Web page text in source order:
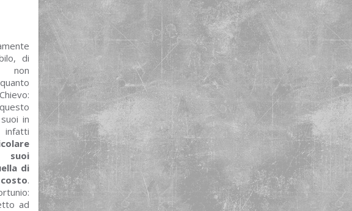
di
non
in
di
.
ad